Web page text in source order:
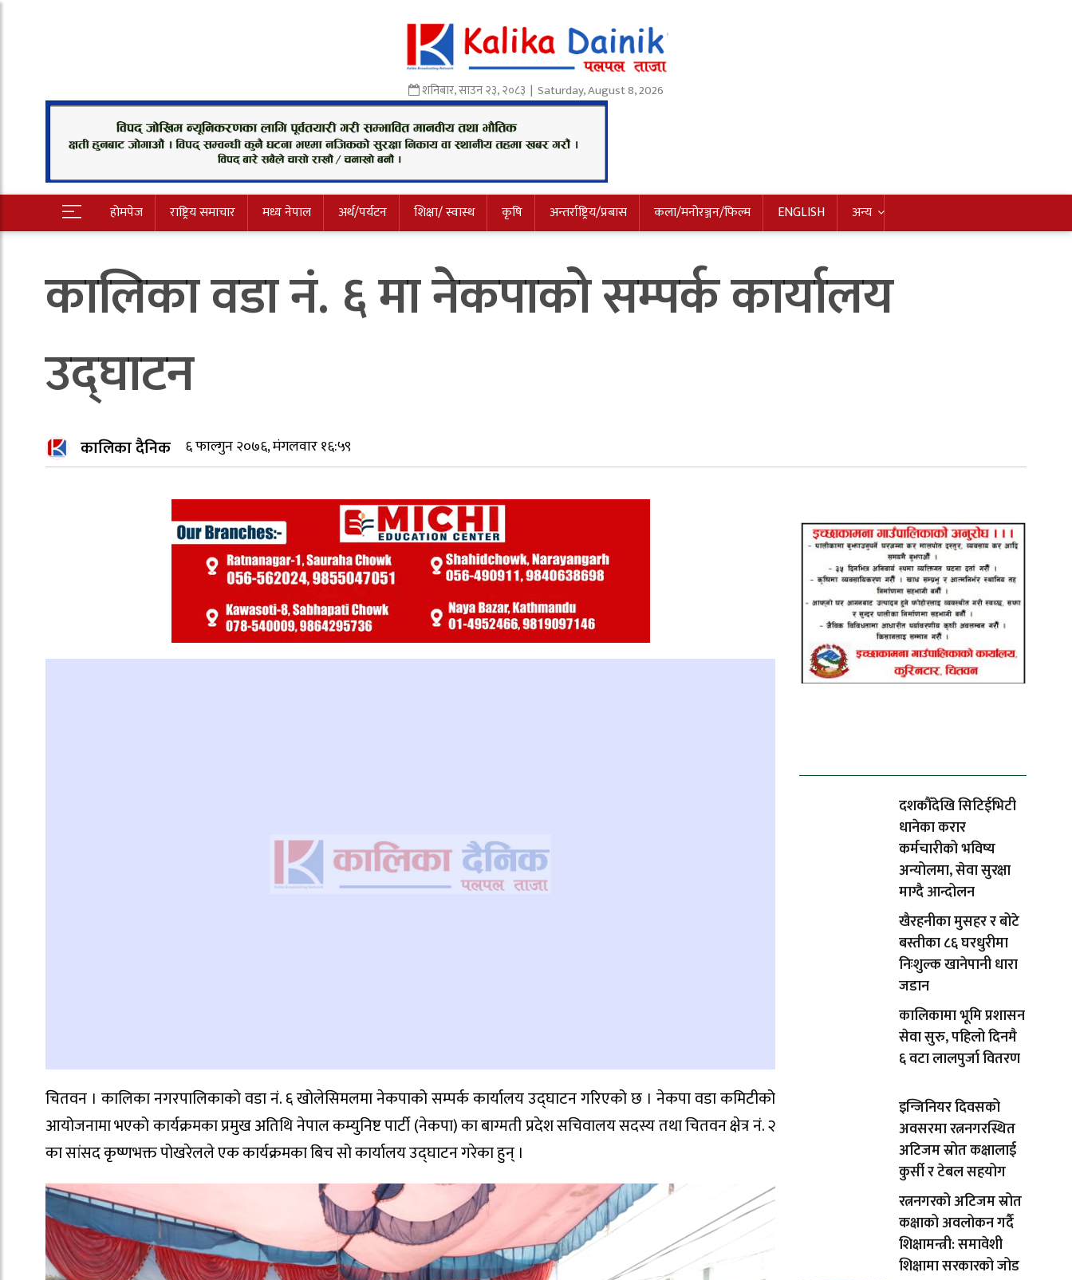
शनिबार,साउन२३,२०८३ | Saturday, August 8, 2026
होमपेज राष्ट्रिय समाचार मध्य नेपाल अर्थ/पर्यटन शिक्षा/ स्वास्थ कृषि अन्तर्राष्ट्रिय/प्रबास कला/मनोरञ्जन/फिल्म ENGLISH अन्य
कालिका वडा नं. ६ मा नेकपाको सम्पर्क कार्यालय
उद्घाटन
कालिका दैनिक ६ फाल्गुन २०७६, मंगलवार १६:५९
चितवन । कालिका नगरपालिकाको वडा नं. ६ खोलेसिमलमा नेकपाको सम्पर्क कार्यालय उद्घाटन गरिएको छ । नेकपा वडा कमिटीको
आयोजनामा भएको कार्यक्रमका प्रमुख अतिथि नेपाल कम्युनिष्ट पार्टी (नेकपा) का बाग्मती प्रदेश सचिवालय सदस्य तथा चितवन क्षेत्र नं. २
का सांसद कृष्णभक्त पोखरेलले एक कार्यक्रमका बिच सो कार्यालय उद्घाटन गरेका हुन् ।
दशकौँदेखि सिटिईभिटी
धानेका करार
कर्मचारीको भविष्य
अन्योलमा, सेवा सुरक्षा
माग्दै आन्दोलन
खैरहनीका मुसहर र बोटे
बस्तीका ८६ घरधुरीमा
निःशुल्क खानेपानी धारा
जडान
कालिकामा भूमि प्रशासन
सेवा सुरु, पहिलो दिनमै
६ वटा लालपुर्जा वितरण
इन्जिनियर दिवसको
अवसरमा रत्ननगरस्थित
अटिजम स्रोत कक्षालाई
कुर्सी र टेबल सहयोग
रत्ननगरको अटिजम स्रोत
कक्षाको अवलोकन गर्दै
शिक्षामन्त्री: समावेशी
शिक्षामा सरकारको जोड